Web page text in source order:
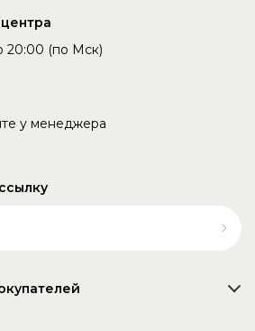
20:00 (по Мск)
у менеджера